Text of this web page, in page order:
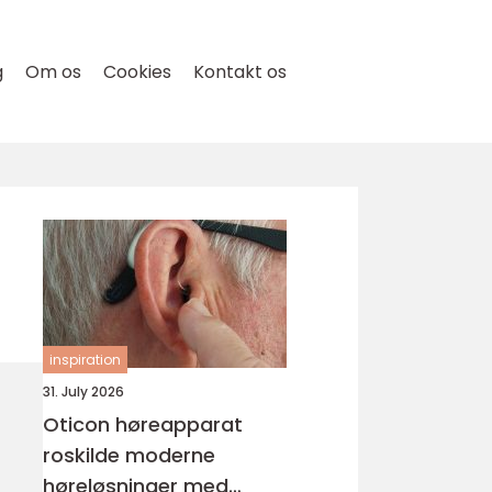
Om os Cookies Kontakt os
inspiration
31. July 2026
Oticon høreapparat
roskilde moderne
høreløsninger med